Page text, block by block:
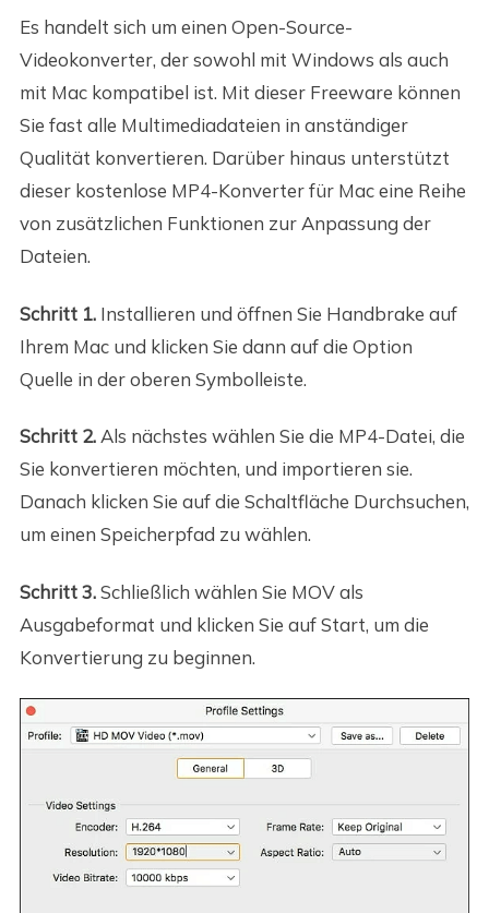
Es handelt sich um einen Open-Source-
Videokonverter, der sowohl mit Windows als auch
mit Mac kompatibel ist. Mit dieser Freeware können
Sie fast alle Multimediadateien in anständiger
Qualität konvertieren. Darüber hinaus unterstützt
dieser kostenlose MP4-Konverter für Mac eine Reihe
von zusätzlichen Funktionen zur Anpassung der
Dateien.
Schritt 1. Installieren und öffnen Sie Handbrake auf
Ihrem Mac und klicken Sie dann auf die Option
Quelle in der oberen Symbolleiste.
Schritt 2.Als nächstes wählen Sie die MP4-Datei, die
Sie konvertieren möchten, und importieren sie.
Danach klicken Sie auf die Schaltfläche Durchsuchen,
um einen Speicherpfad zu wählen.
Schritt 3.Schließlich wählen Sie MOV als
Ausgabeformat und klicken Sie auf Start, um die
Konvertierung zu beginnen.